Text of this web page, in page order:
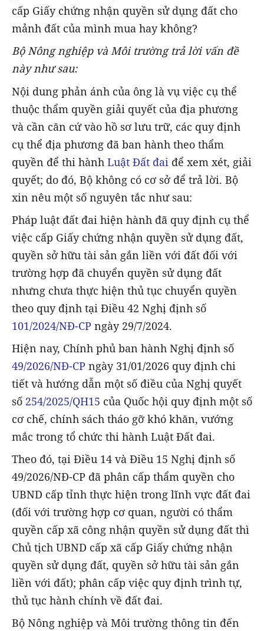
cấp Giấy chứng nhận quyền sử dụng đất cho
mảnh đất của mình mua hay không?
Bộ Nông nghiệp và Môi trường trả lời vấn đề
này như sau:
Nội dung phản ánh của ông là vụ việc cụ thể
thuộc thẩm quyền giải quyết của địa phương
và cần căn cứ vào hồ sơ lưu trữ, các quy định
cụ thể địa phương đã ban hành theo thẩm
quyền để thi hành Luật Đất đai để xem xét, giải
quyết; do đó, Bộ không có cơ sở để trả lời. Bộ
xin nêu một số nguyên tắc như sau:
Pháp luật đất đai hiện hành đã quy định cụ thể
việc cấp Giấy chứng nhận quyền sử dụng đất,
quyền sở hữu tài sản gắn liền với đất đối với
trường hợp đã chuyển quyền sử dụng đất
nhưng chưa thực hiện thủ tục chuyển quyền
theo quy định tại Điều 42 Nghị định số
101/2024/NĐ-CP ngày 29/7/2024.
Hiện nay, Chính phủ ban hành Nghị định số
49/2026/NĐ-CP ngày 31/01/2026 quy định chi
tiết và hướng dẫn một số điều của Nghị quyết
số 254/2025/QH15 của Quốc hội quy định một số
cơ chế, chính sách tháo gỡ khó khăn, vướng
mắc trong tổ chức thi hành Luật Đất đai.
Theo đó, tại Điều 14 và Điều 15 Nghị định số
49/2026/NĐ-CP đã phân cấp thẩm quyền cho
UBND cấp tỉnh thực hiện trong lĩnh vực đất đai
(đối với trường hợp cơ quan, người có thẩm
quyền cấp xã công nhận quyền sử dụng đất thì
Chủ tịch UBND cấp xã cấp Giấy chứng nhận
quyền sử dụng đất, quyền sở hữu tài sản gắn
liền với đất); phân cấp việc quy định trình tự,
thủ tục hành chính về đất đai.
Bộ Nông nghiệp và Môi trường thông tin đến